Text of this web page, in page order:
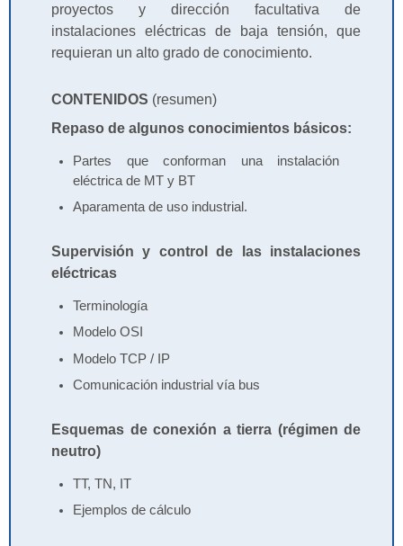
proyectos y dirección facultativa de
instalaciones eléctricas de baja tensión, que
requieran un alto grado de conocimiento.
CONTENIDOS (resumen)
Repaso de algunos conocimientos básicos:
Partes que conforman una instalación
eléctrica de MT y BT
Aparamenta de uso industrial.
Supervisión y control de las instalaciones
eléctricas
Terminología
Modelo OSI
Modelo TCP / IP
Comunicación industrial vía bus
Esquemas de conexión a tierra (régimen de
neutro)
TT, TN, IT
Ejemplos de cálculo